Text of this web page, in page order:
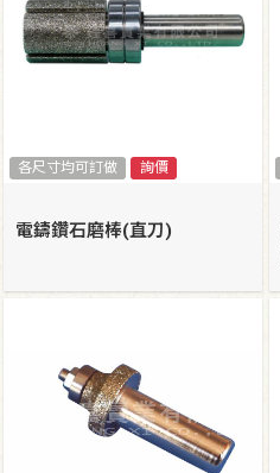
各尺寸均可訂做 詢價
電鑄鑽石磨棒(直刀)